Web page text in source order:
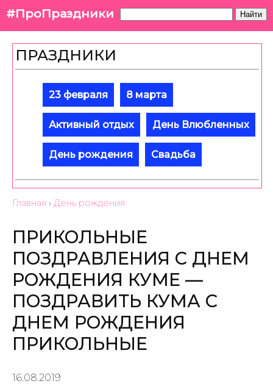
#ПроПраздники Найти
ПРАЗДНИКИ
23 февраля 8 марта
Активный отдых День Влюбленных
День рождения Свадьба
Главная › День рождения
ПРИКОЛЬНЫЕ
ПОЗДРАВЛЕНИЯ С ДНЕМ
РОЖДЕНИЯ КУМЕ —
ПОЗДРАВИТЬ КУМА С
ДНЕМ РОЖДЕНИЯ
ПРИКОЛЬНЫЕ
16.08.2019